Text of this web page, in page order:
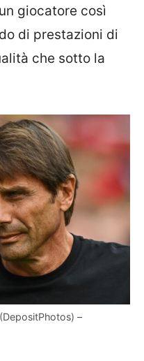
giocatore così
di prestazioni di
che sotto la
–